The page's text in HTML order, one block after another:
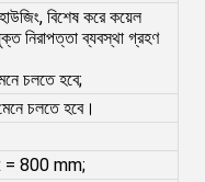
বিশেষ করে কয়েল
নিরাপত্তা ব্যবস্থা গ্রহণ
চলতে হবে;
চলতে হবে।
= 800 mm;